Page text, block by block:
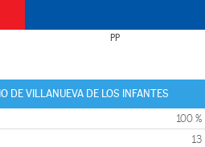
PP
DE VILLANUEVA DE LOS INFANTES
100 %
13